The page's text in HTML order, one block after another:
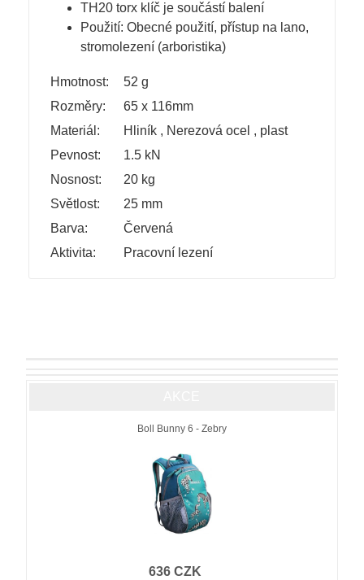
TH20 torx klíč je součástí balení
Použití: Obecné použití, přístup na lano,
stromolezení (arboristika)
Hmotnost:
52 g
Rozměry:
65 x 116mm
Materiál:
Hliník , Nerezová ocel , plast
Pevnost:
1.5 kN
Nosnost:
20 kg
Světlost:
25 mm
Barva:
Červená
Aktivita:
Pracovní lezení
Boll Bunny 6 - Zebry
636 CZK